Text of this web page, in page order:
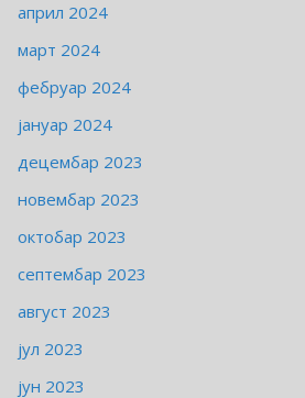
април 2024
март 2024
фебруар 2024
јануар 2024
децембар 2023
новембар 2023
октобар 2023
септембар 2023
август 2023
јул 2023
јун 2023